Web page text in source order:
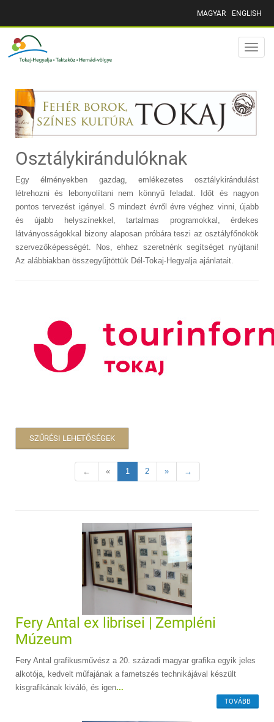
MAGYAR ENGLISH
Toggle
Osztálykirándulóknak
Egy élményekben gazdag, emlékezetes osztálykirándulást
létrehozni és lebonyolítani nem könnyű feladat. Időt és nagyon
pontos tervezést igényel. S mindezt évről évre véghez vinni, újabb
és újabb helyszínekkel, tartalmas programokkal, érdekes
látványosságokkal bizony alaposan próbára teszi az osztályfőnökök
szervezőképességét. Nos, ehhez szeretnénk segítséget nyújtani!
Az alábbiakban összegyűjtöttük Dél-Tokaj-Hegyalja ajánlatait.
SZŰRÉSI LEHETŐSÉGEK
← « 1 2 » →
Fery Antal ex librisei | Zempléni
Múzeum
Fery Antal grafikusművész a 20. századi magyar grafika egyik jeles
alkotója, kedvelt műfajának a fametszés technikájával készült
kisgrafikának kiváló, és igen...
TOVÁBB